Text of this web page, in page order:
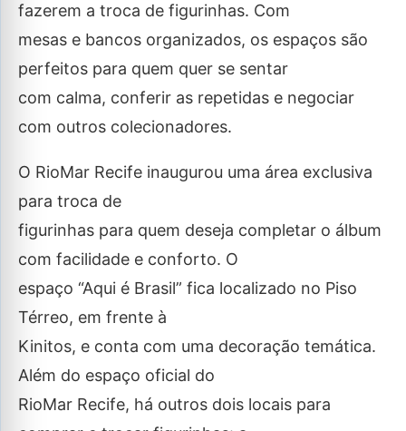
fazerem a troca de figurinhas. Com
mesas e bancos organizados, os espaços são
perfeitos para quem quer se sentar
com calma, conferir as repetidas e negociar
com outros colecionadores.
O RioMar Recife inaugurou uma área exclusiva
para troca de
figurinhas para quem deseja completar o álbum
com facilidade e conforto. O
espaço “Aqui é Brasil” fica localizado no Piso
Térreo, em frente à
Kinitos, e conta com uma decoração temática.
Além do espaço oficial do
RioMar Recife, há outros dois locais para